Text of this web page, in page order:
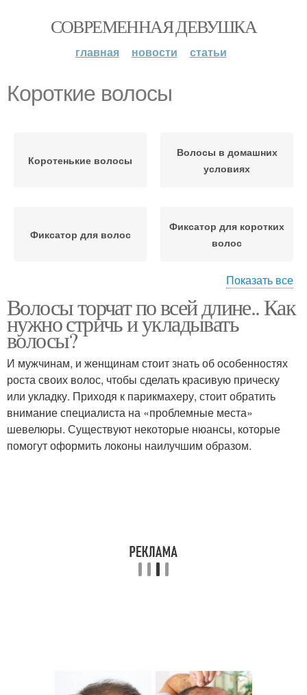
СОВРЕМЕННАЯ ДЕВУШКА
главная новости статьи
Короткие волосы
Коротенькие волосы
Волосы в домашних
условиях
Фиксатор для волос
Фиксатор для коротких
волос
Щетка для волос Машинка для волос
Волосы без
использования
Укладки на короткие
волосы
Прически для коротких
Гель для волос
Прическа на коротких
волосах
Показать все
Волосы торчат по всей длине.. Как
нужно стричь и укладывать
волосы?
И мужчинам, и женщинам стоит знать об особенностях
роста своих волос, чтобы сделать красивую прическу
или укладку. Приходя к парикмахеру, стоит обратить
внимание специалиста на «проблемные места»
шевелюры. Существуют некоторые нюансы, которые
помогут оформить локоны наилучшим образом.